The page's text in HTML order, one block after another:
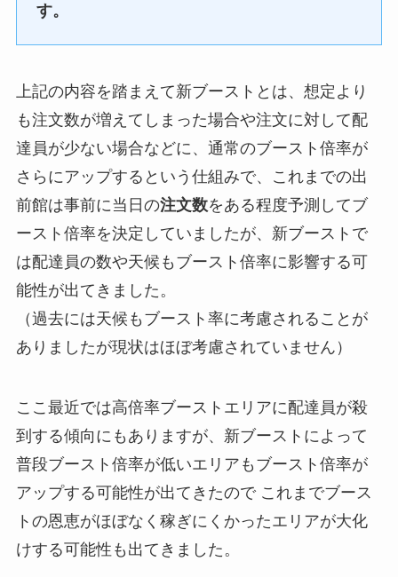
す。
上記の内容を踏まえて新ブーストとは、想定より
も注文数が増えてしまった場合や注文に対して配
達員が少ない場合などに、通常のブースト倍率が
さらにアップするという仕組みで、これまでの出
前館は事前に当日の注文数をある程度予測してブ
ースト倍率を決定していましたが、新ブーストで
は配達員の数や天候もブースト倍率に影響する可
能性が出てきました。
（過去には天候もブースト率に考慮されることが
ありましたが現状はほぼ考慮されていません）
ここ最近では高倍率ブーストエリアに配達員が殺
到する傾向にもありますが、新ブーストによって
普段ブースト倍率が低いエリアもブースト倍率が
アップする可能性が出てきたので これまでブース
トの恩恵がほぼなく稼ぎにくかったエリアが大化
けする可能性も出てきました。